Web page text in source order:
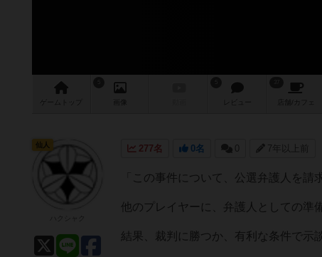
ゲーム 画像 レビュー 店舗/ カフェ
277名 0名 0 7年以上前
「この事件について、公選弁護人を請
他のプレイヤーに、弁護人としての準
結果、裁判に勝つか、有利な条件で示
仙人